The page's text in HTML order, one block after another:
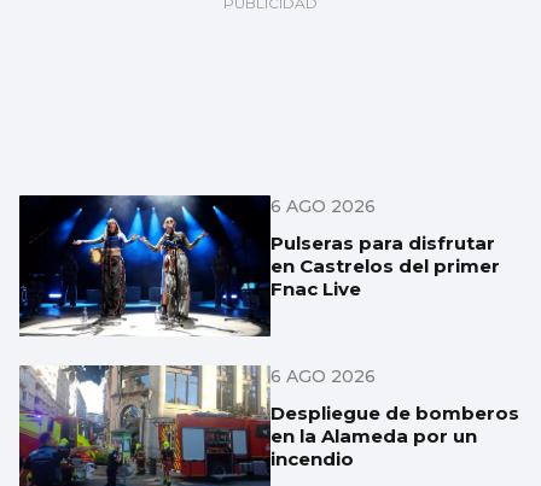
6 AGO 2026
Pulseras para disfrutar
en Castrelos del primer
Fnac Live
6 AGO 2026
Despliegue de bomberos
en la Alameda por un
incendio